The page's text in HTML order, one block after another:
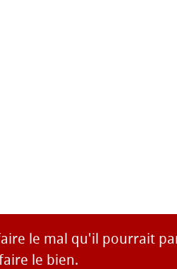
le mal qu'il pourrait
le bien.